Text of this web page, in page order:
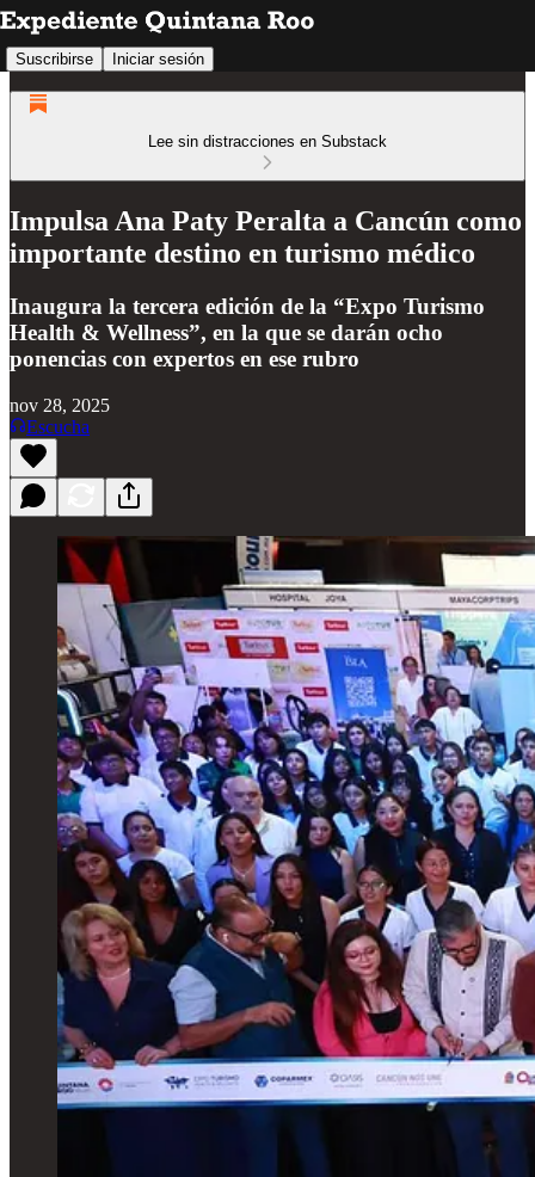
Suscribirse Iniciar sesión
Lee sin distracciones en Substack
Impulsa Ana Paty Peralta a Cancún como
importante destino en turismo médico
Inaugura la tercera edición de la “Expo Turismo
Health & Wellness”, en la que se darán ocho
ponencias con expertos en ese rubro
nov 28, 2025
Escucha